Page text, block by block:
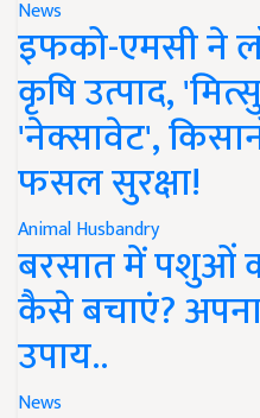
News
इफको-एमसी ने
कृषि उत्पाद,
'नेक्सावेट',
फसल सुरक्षा!
Animal Husbandry
बरसात में पशुओं
कैसे बचाएं?
उपाय..
News